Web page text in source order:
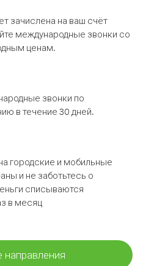
зачислена на ваш счёт
международные звонки со
ценам.
звонки по
в течение 30 дней.
городские и мобильные
и не заботьтесь о
списываются
в месяц
направления